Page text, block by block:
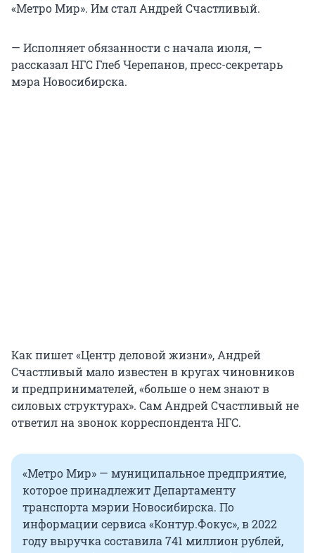
«Метро Мир». Им стал Андрей Счастливый.
— Исполняет обязанности с начала июля, —
рассказал НГС Глеб Черепанов, пресс-секретарь
мэра Новосибирска.
Как пишет «Центр деловой жизни», Андрей
Счастливый мало известен в кругах чиновников
и предпринимателей, «больше о нем знают в
силовых структурах». Сам Андрей Счастливый не
ответил на звонок корреспондента НГС.
«Метро Мир» — муниципальное предприятие,
которое принадлежит Департаменту
транспорта мэрии Новосибирска. По
информации сервиса «Контур.Фокус», в 2022
году выручка составила 741 миллион рублей,